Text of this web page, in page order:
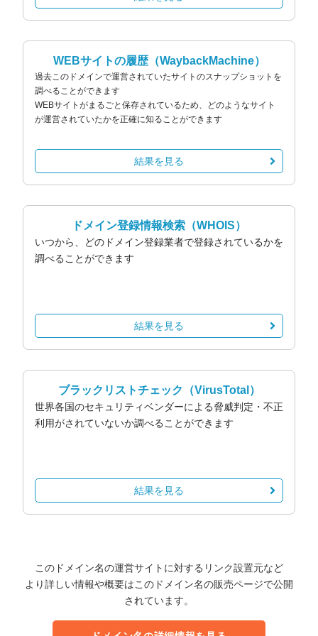
WEBサイトの履歴（WaybackMachine）
過去このドメインで運営されていたサイトのスナップショットを
調べることができます
WEBサイトがまるごと保存されているため、どのようなサイト
が運営されていたかを正確に知ることができます
結果を見る
ドメイン登録情報検索 （WHOIS）
いつから、どのドメイン登録業者で登録されているかを
調べることができます
結果を見る
ブラックリストチェック （VirusTotal）
世界各国のセキュリティベンダーによる脅威判定・不正
利用がされていないか調べることができます
結果を見る
このドメイン名の運営サイトに対するリンク設置元など
より詳しい情報や概要はこのドメイン名の販売ページで公開
されています。